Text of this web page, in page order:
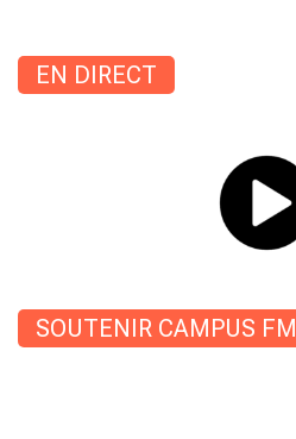
EN DIRECT
SOUTENIR CAMPUS FM